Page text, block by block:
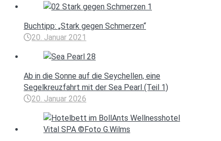
Buchtipp: „Stark gegen Schmerzen“
20. Januar 2021
Ab in die Sonne auf die Seychellen, eine
Segelkreuzfahrt mit der Sea Pearl (Teil 1)
20. Januar 2026